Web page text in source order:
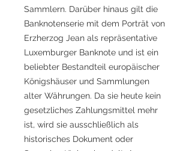
Sammlern. Darüber hinaus gilt die
Banknotenserie mit dem Porträt von
Erzherzog Jean als repräsentative
Luxemburger Banknote und ist ein
beliebter Bestandteil europäischer
Königshäuser und Sammlungen
alter Währungen. Da sie heute kein
gesetzliches Zahlungsmittel mehr
ist, wird sie ausschließlich als
historisches Dokument oder